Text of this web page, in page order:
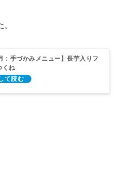
：手づかみメニュー】長芋入りフ
くね